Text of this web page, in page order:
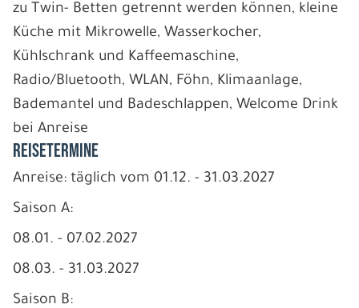
zu Twin- Betten getrennt werden können, kleine
Küche mit Mikrowelle, Wasserkocher,
Kühlschrank und Kaffeemaschine,
Radio/Bluetooth, WLAN, Föhn, Klimaanlage,
Bademantel und Badeschlappen, Welcome Drink
bei Anreise
REISETERMINE
Anreise: täglich vom 01.12. - 31.03.2027
Saison A:
08.01. - 07.02.2027
08.03. - 31.03.2027
Saison B: